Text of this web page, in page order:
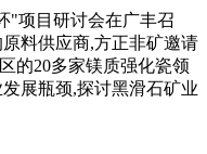
"项目研讨会在广丰召
料供应商,方正非矿邀请
的20多家镁质强化瓷领
展瓶颈,探讨黑滑石矿业